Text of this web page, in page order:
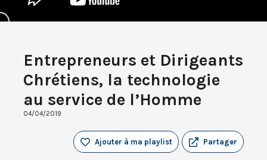
Entrepreneurs et Dirigeants
Chrétiens, la technologie
au service de l’Homme
04/04/2019
Partager
Ajouter à ma playlist